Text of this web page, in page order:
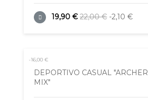
19,90 € 22,00 € -2,10 €
-16,00 €
DEPORTIVO CASUAL "ARCHER
MIX"